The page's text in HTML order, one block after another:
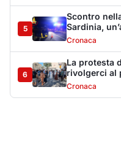
5
Scontro
Sardinia,
Cronaca
6
La protesta
rivolgerci al
Cronaca